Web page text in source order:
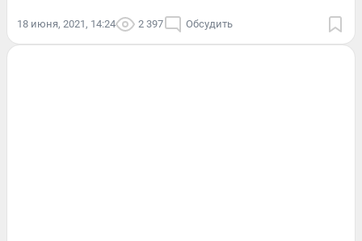
18 июня, 2021, 14:24 2 397 Обсудить